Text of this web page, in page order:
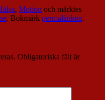
, Motion och märktes
. Bokmärk permalänken.
Obligatoriska fält är